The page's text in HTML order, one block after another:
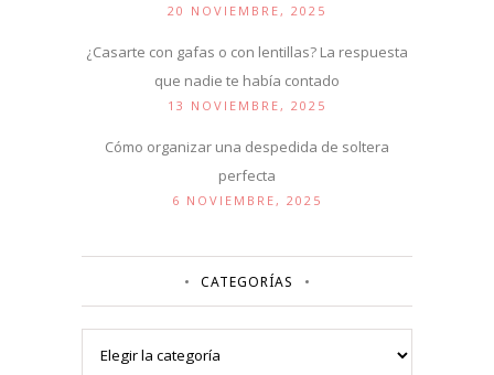
20 NOVIEMBRE, 2025
¿Casarte con gafas o con lentillas? La respuesta
que nadie te había contado
13 NOVIEMBRE, 2025
Cómo organizar una despedida de soltera
perfecta
6 NOVIEMBRE, 2025
CATEGORÍAS